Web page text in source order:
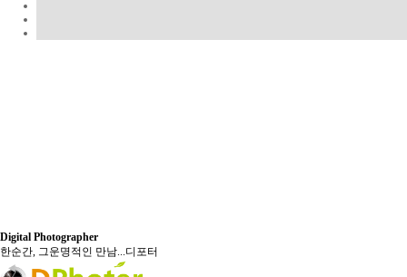
Digital Photographer
한순간, 그운명적인 만남...디포터